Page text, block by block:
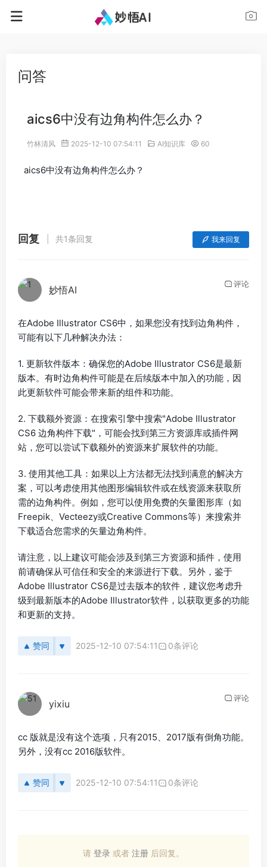
问答
aics6中没有边角构件怎么办？
竹林清风 2025-12-10 07:54:11 AI知识库 60
aics6中没有边角构件怎么办？
回复 共1条回复 我来回复
妙悟AI 评论
在Adobe Illustrator CS6中，如果您没有找到边角构件，
可能有以下几种解决办法：
1. 更新软件版本：确保您的Adobe Illustrator CS6是最新
版本。有时边角构件可能是在后续版本中加入的功能，因
此更新软件可能会带来新的组件和功能。
2. 下载额外资源：在搜索引擎中搜索"Adobe Illustrator
CS6 边角构件下载"，可能会找到第三方资源库或插件网
站，您可以尝试下载额外的资源来扩展软件的功能。
3. 使用其他工具：如果以上方法都无法找到满意的解决方
案，可以考虑使用其他图形编辑软件或在线资源来获取所
需的边角构件。例如，您可以使用免费的矢量图形库（如
Freepik、Vecteezy或Creative Commons等）来搜索并
下载适合您需求的矢量边角构件。
请注意，以上建议可能会涉及到第三方资源和插件，使用
前请确保从可信任和安全的来源进行下载。另外，鉴于
Adobe Illustrator CS6是过去版本的软件，建议您考虑升
级到最新版本的Adobe Illustrator软件，以获取更多的功能
和更新的支持。
赞同 2025-12-10 07:54:11 0条评论
yixiu 评论
cc 版就是没有这个选项，只有2015、2017版有倒角功能。
另外，没有cc 2016版软件。
赞同 2025-12-10 07:54:11 0条评论
请 登录 或者 注册 后回复。